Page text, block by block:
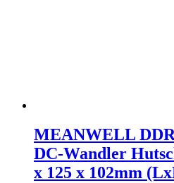
MEANWELL
DC-Wandler
x 125 x 102mm